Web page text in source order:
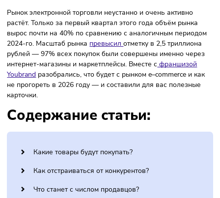
Что будут покупать пользователи и как
выделиться на рынке
Рынок электронной торговли неустанно и очень активно
растёт. Только за первый квартал этого года объём рынка
вырос почти на 40% по сравнению с аналогичным
2024-го. Масштаб рынка превысилотметку в 2,5
рублей — 97% всех покупок были совершены именно
Youbrandразобрались, что будет с рынком e–commerce и
не прогореть в 2026 году — и составили для вас
Содержание статьи: